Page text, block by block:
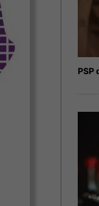
PSP